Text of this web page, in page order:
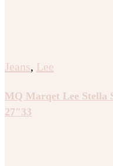
Jeans, Lee
MQ Marqet Lee Stella
27″33